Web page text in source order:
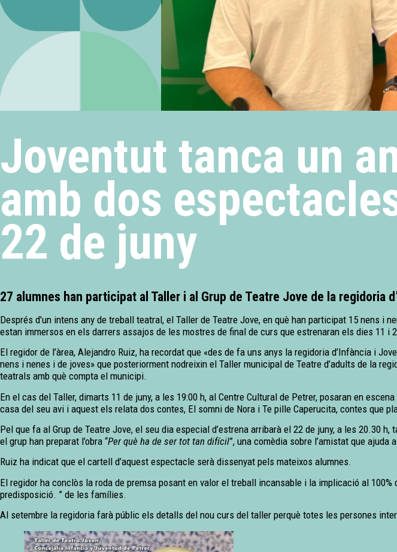
Joventut tanca un
amb dos
22 de juny
27 alumnes han participat al Taller i al Grup de Teatre Jove de la regidoria
Després d’un intens any de treball teatral, el Taller de Teatre Jove, en què han participat 15 nens i
estan immersos en els darrers assajos de les mostres de final de curs que estrenaran els dies 11 i
El regidor de l’àrea, Alejandro Ruiz, ha recordat que «des de fa uns anys la regidoria d’Infància i
nens i nenes i de joves» que posteriorment nodreixin el Taller municipal de Teatre d’adults de la
teatrals amb què compta el municipi.
En el cas del Taller, dimarts 11 de juny, a les 19:00 h, al Centre Cultural de Petrer, posaran en escena
casa del seu avi i aquest els relata dos contes, El somni de Nora i Te pille Caperucita, contes que
Pel que fa al Grup de Teatre Jove, el seu dia especial d’estrena arribarà el 22 de juny, a les 20.30
el grup han preparat l’obra “Per què ha de ser tot tan difícil”, una comèdia sobre l’amistat que
Ruiz ha indicat que el cartell d’aquest espectacle serà dissenyat pels mateixos alumnes.
El regidor ha conclòs la roda de premsa posant en valor el treball incansable i la implicació al
predisposició. ” de les famílies.
Al setembre la regidoria farà públic els detalls del nou curs del taller perquè totes les persones